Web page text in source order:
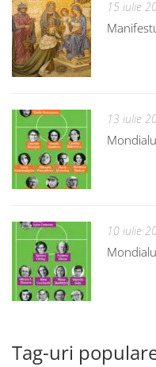
15 iulie
13 iulie
10 iulie
Tag-uri